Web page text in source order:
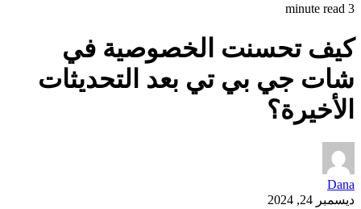
3 minute read
كيف تحسنت الخصوصية في
شات جي بي تي بعد التحديثات
الأخيرة؟
Dana
ديسمبر 24, 2024